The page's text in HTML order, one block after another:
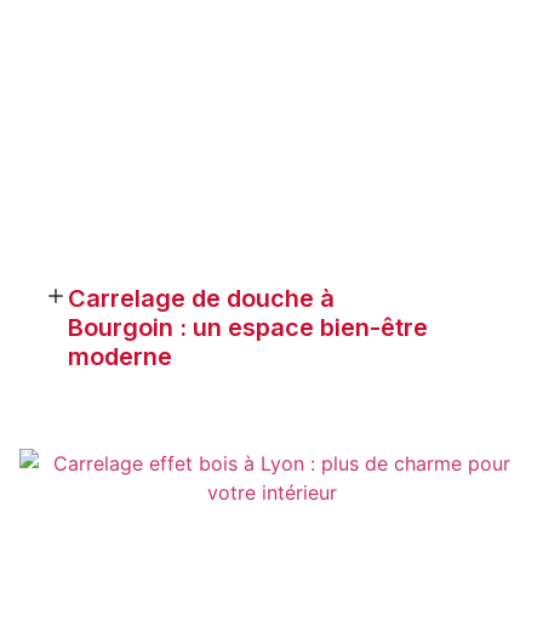
Carrelage de douche à
Bourgoin : un espace bien-être
moderne